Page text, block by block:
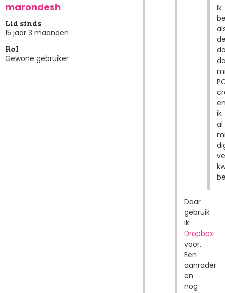
marondesh
Lid sinds
15 jaar 3 maanden
Rol
Gewone gebruiker
Ik
ik
al
Daar
gebruik
ik
Dropbox
voor.
Een
aanrader
en
nog